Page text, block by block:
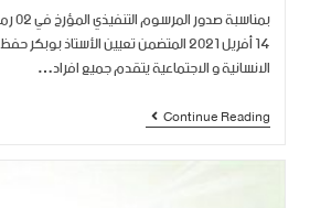
14 أفريل 2021 المتضمن تعيين الأستاذ
الانسانية و الاجتماعية يتقدم جميع افراد…
Continue Reading